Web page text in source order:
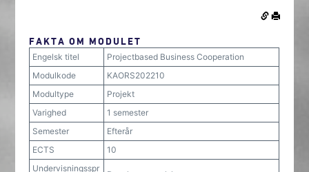
FAKTA OM MODULET
Engelsk titel
Projectbased Business Cooperation
Modulkode
KAORS202210
Modultype
Projekt
Varighed
1 semester
Semester
Efterår
ECTS
10
Undervisningsspr